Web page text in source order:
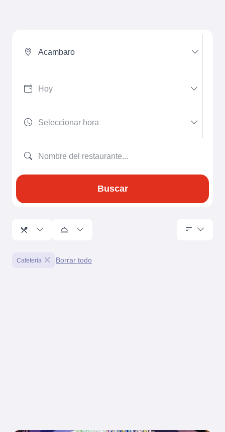
Acambaro
Buscar
Cafetería Borrar todo